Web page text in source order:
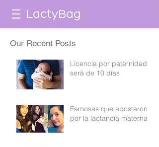
LactyBag
Our Recent Posts
Licencia por paternidad
será de 10 días
Famosas que apostaron
por la lactancia materna